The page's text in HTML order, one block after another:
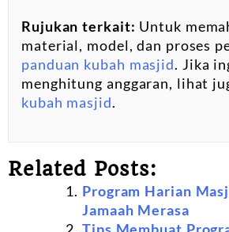
Rujukan terkait: Untuk
material, model, dan proses
panduan kubah masjid. Jika
menghitung anggaran, lihat
kubah masjid.
Related Posts:
Program Harian
Jamaah Merasa